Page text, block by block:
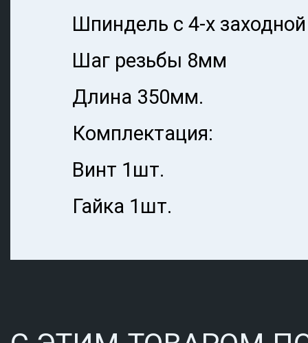
Шпиндель с 4-х
Шаг резьбы 8мм
Длина 350мм.
Комплектация:
Винт 1шт.
Гайка 1шт.